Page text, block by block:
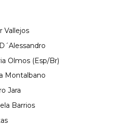
Vallejos
Olmos (Esp/Br)
Montalbano
Jara
Barrios